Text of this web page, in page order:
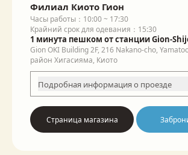
Филиал Киото Гион
Часы работы：10:00 ~ 17:30
Крайний срок для одевания：15:30
1 минута пешком от станции Gion-
Gion OKI Building 2F, 216 Nakano-cho,
район Хигасияма, Киото
Подробная информация о проезде
Страница магазина